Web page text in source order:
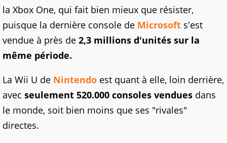
la Xbox One, qui fait bien mieux que résister,
puisque la dernière console de Microsoft s'est
vendue à près de 2,3 millions d'unités sur la
même période.
La Wii U de Nintendo est quant à elle, loin derrière,
avec seulement 520.000 consoles vendues dans
le monde, soit bien moins que ses "rivales"
directes.